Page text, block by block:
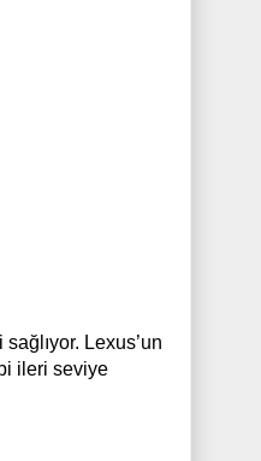
Lexus’un
ileri seviye